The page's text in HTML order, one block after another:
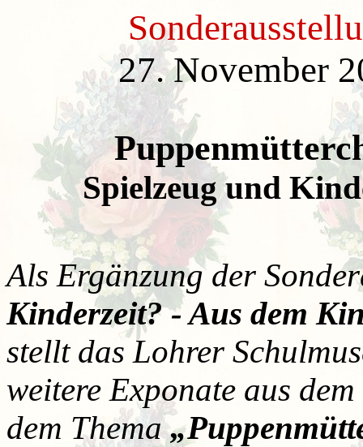
27. November
Spielzeug und
Als Ergänzung der
Kinderzeit? - Aus dem
stellt das Lohrer
weitere Exponate aus
dem Thema